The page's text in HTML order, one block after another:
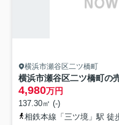
横浜市瀬谷区二ツ橋町
横浜市瀬谷区二ツ橋町の
4,980万円
137.30㎡ (-)
相鉄本線「三ツ境」駅 徒